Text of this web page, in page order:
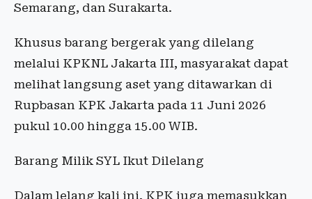
Semarang, dan Surakarta.
Khusus barang bergerak yang dilelang
melalui KPKNL Jakarta III, masyarakat dapat
melihat langsung aset yang ditawarkan di
Rupbasan KPK Jakarta pada 11 Juni 2026
pukul 10.00 hingga 15.00 WIB.
Barang Milik SYL Ikut Dilelang
Dalam lelang kali ini, KPK juga memasukkan